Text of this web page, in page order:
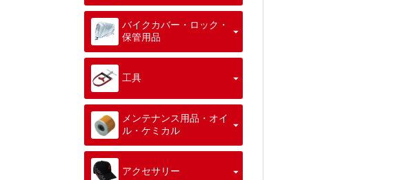
バイクカバー・ロック・
保管用品
工具
メンテナンス用品・オイ
ル・ケミカル
アクセサリー